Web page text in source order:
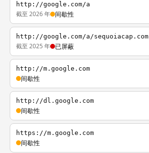
http://google.com/a
截至 2026 年 间歇性
http://google.com/a/sequoiacap.com
截至 2025 年 已屏蔽
http://m.google.com
间歇性
http://dl.google.com
间歇性
https://m.google.com
间歇性